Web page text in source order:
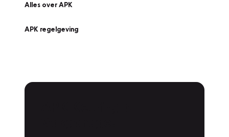
Alles over APK
APK regelgeving